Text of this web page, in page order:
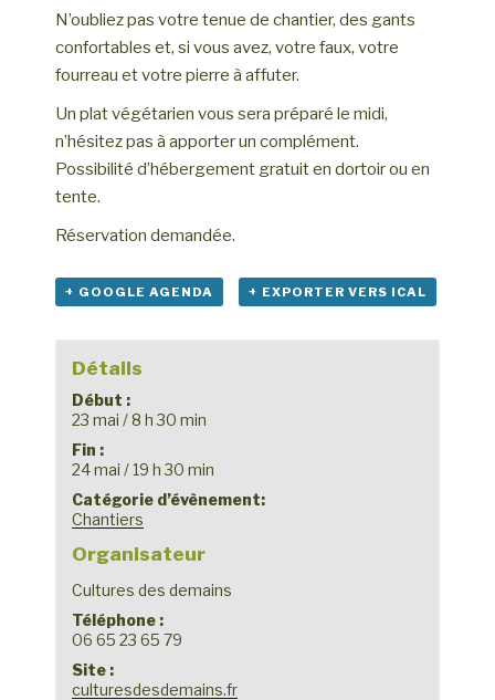
N’oubliez pas votre tenue de chantier, des gants
confortables et, si vous avez, votre faux, votre
fourreau et votre pierre à affuter.
Un plat végétarien vous sera préparé le midi,
n’hésitez pas à apporter un complément.
Possibilité d’hébergement gratuit en dortoir ou en
tente.
Réservation demandée.
+ GOOGLE AGENDA + EXPORTER VERS ICAL
Détails
Début :
23 mai / 8 h 30 min
Fin :
24 mai / 19 h 30 min
Catégorie d’évènement:
Chantiers
Organisateur
Cultures des demains
Téléphone :
06 65 23 65 79
Site :
culturesdesdemains.fr